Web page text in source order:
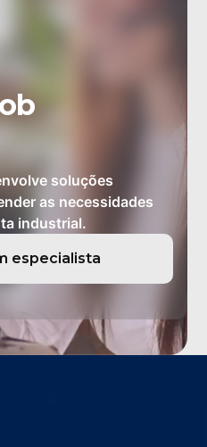
soluções
as necessidades
industrial.
especialista